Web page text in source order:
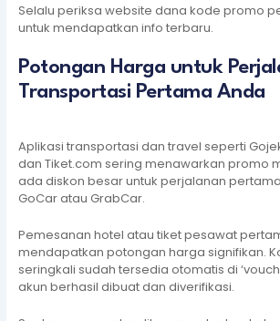
Selalu periksa website dana kode promo
untuk mendapatkan info terbaru.
Potongan Harga untuk
Transportasi Pertama Anda
Aplikasi transportasi dan travel seperti
dan Tiket.com sering menawarkan promo
ada diskon besar untuk perjalanan
GoCar atau GrabCar.
Pemesanan hotel atau tiket pesawat
mendapatkan potongan harga signifikan.
seringkali sudah tersedia otomatis di
akun berhasil dibuat dan diverifikasi.